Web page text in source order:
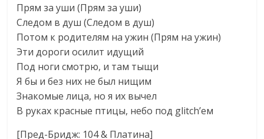
Прям за уши (Прям за уши)
Следом в душ (Следом в душ)
Потом к родителям на ужин (Прям на ужин)
Эти дороги осилит идущий
Под ноги смотрю, и там тыщи
Я бы и без них не был нищим
Знакомые лица, но я их вычел
В руках красные птицы, небо под glitch’ем
[Пред-Бридж: 104 & Платина]